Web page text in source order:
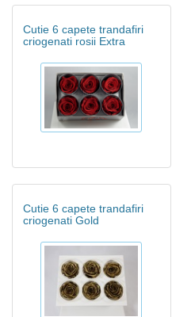
Cutie 6 capete trandafiri
criogenati rosii Extra
Cutie 6 capete trandafiri
criogenati Gold